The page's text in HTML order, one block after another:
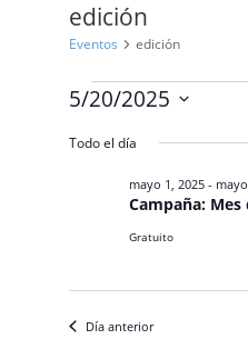
edición
Eventos edición
Eventos
mayo
2025
5/20/2025
la
Todo el día
Campaña:
mayo 1, 2025-
Gratuito
Día anterior